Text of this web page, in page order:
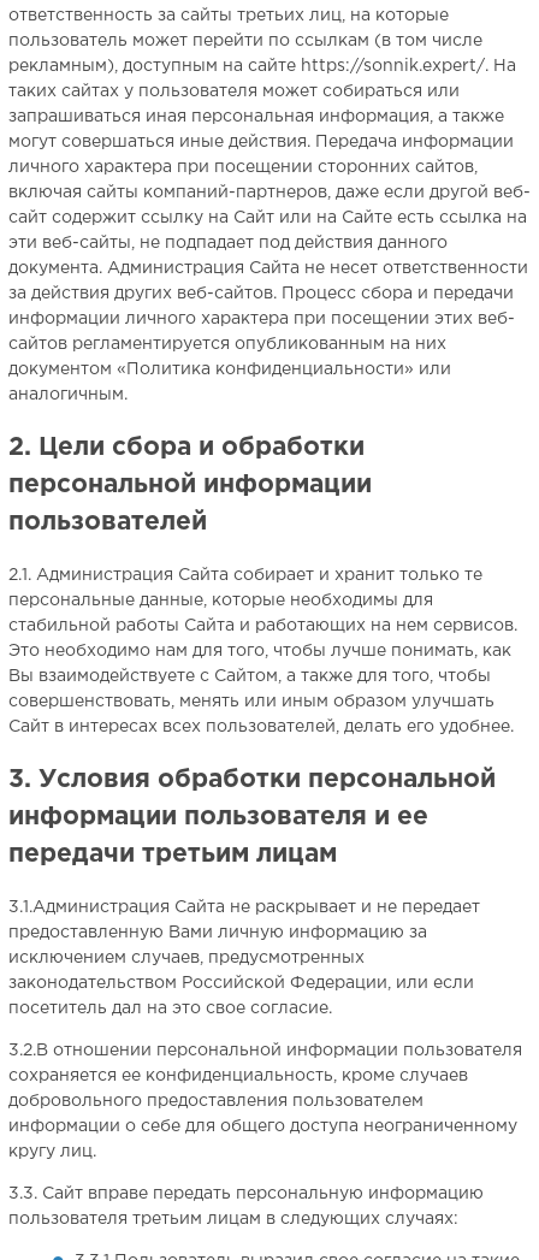
ответственность за сайты третьих лиц, на которые
пользователь может перейти по ссылкам (в том числе
рекламным), доступным на сайте https://sonnik.expert/. На
таких сайтах у пользователя может собираться или
запрашиваться иная персональная информация, а также
могут совершаться иные действия. Передача информации
личного характера при посещении сторонних сайтов,
включая сайты компаний-партнеров, даже если другой веб-
сайт содержит ссылку на Сайт или на Сайте есть ссылка на
эти веб-сайты, не подпадает под действия данного
документа. Администрация Сайта не несет ответственности
за действия других веб-сайтов. Процесс сбора и передачи
информации личного характера при посещении этих веб-
сайтов регламентируется опубликованным на них
документом «Политика конфиденциальности» или
аналогичным.
2. Цели сбора и обработки
персональной информации
пользователей
2.1. Администрация Сайта собирает и хранит только те
персональные данные, которые необходимы для
стабильной работы Сайта и работающих на нем сервисов.
Это необходимо нам для того, чтобы лучше понимать, как
Вы взаимодействуете с Сайтом, а также для того, чтобы
совершенствовать, менять или иным образом улучшать
Сайт в интересах всех пользователей, делать его удобнее.
3. Условия обработки персональной
информации пользователя и ее
передачи третьим лицам
3.1.Администрация Сайта не раскрывает и не передает
предоставленную Вами личную информацию за
исключением случаев, предусмотренных
законодательством Российской Федерации, или если
посетитель дал на это свое согласие.
3.2.В отношении персональной информации пользователя
сохраняется ее конфиденциальность, кроме случаев
добровольного предоставления пользователем
информации о себе для общего доступа неограниченному
кругу лиц.
3.3. Сайт вправе передать персональную информацию
пользователя третьим лицам в следующих случаях: